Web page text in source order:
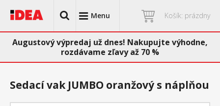
Menu Košík: prázdny
Augustový výpredaj už dnes! Nakupujte výhodne,
rozdávame zľavy až 70 %
Sedací vak JUMBO oranžový s náplňou